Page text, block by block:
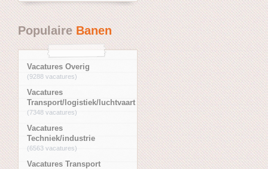
PopulaireBanen
Vacatures Overig
(9288 vacatures)
Vacatures
Transport/logistiek/luchtvaart
(7348 vacatures)
Vacatures
Techniek/industrie
(6563 vacatures)
Vacatures Transport